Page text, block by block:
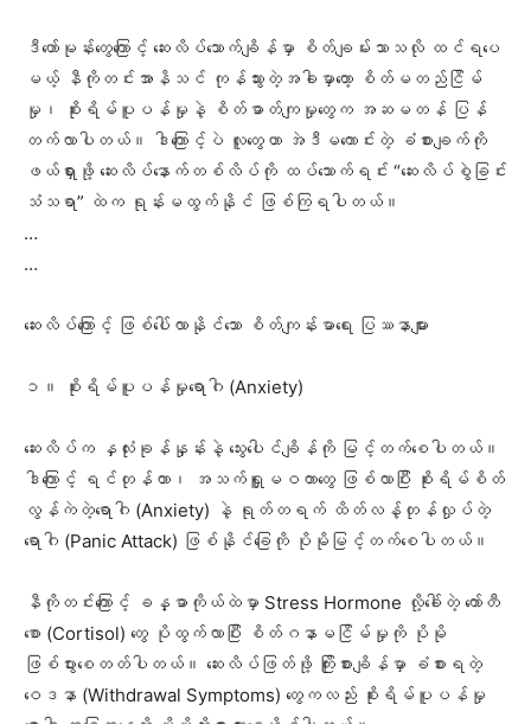
‎ဒီဟော်မုန်းတွေကြောင့် ဆေးလိပ်သောက်ချိန်မှာ စိတ်ချမ်းသာသလို ထင်ရပေ
မယ့် နီကိုတင်းအာနိသင် ကုန်သွားတဲ့အခါမှာတော့ စိတ်မတည်ငြိမ်
မှု၊ စိုးရိမ်ပူပန်မှုနဲ့ စိတ်ဓာတ်ကျမှုတွေက အဆမတန် ပြန်
တက်လာပါတယ်။ ဒါကြောင့်ပဲ လူတွေဟာ အဲဒီမကောင်းတဲ့ ခံစားချက်ကို
ဖယ်ရှားဖို့ ဆေးလိပ်နောက်တစ်လိပ်ကို ထပ်သောက်ရင်း “ဆေးလိပ်စွဲခြင်း
သံသရာ” ထဲက ရုန်းမထွက်နိုင် ဖြစ်ကြရပါတယ်။
‎…
…
‎ဆေးလိပ်ကြောင့် ဖြစ်ပေါ်လာနိုင်သော စိတ်ကျန်းမာရေး ပြဿနာများ
‎၁။ စိုးရိမ်ပူပန်မှုရောဂါ (Anxiety)
‎ဆေးလိပ်က နှလုံးခုန်နှုန်းနဲ့ သွေးပေါင်ချိန်ကို မြင့်တက်စေပါတယ်။
ဒါကြောင့် ရင်တုန်တာ၊ အသက်ရှူမဝတာတွေ ဖြစ်လာပြီး စိုးရိမ်စိတ်
လွန်ကဲတဲ့ရောဂါ (Anxiety) နဲ့ ရုတ်တရက် ထိတ်လန့်တုန်လှုပ်တဲ့
ရောဂါ (Panic Attack) ဖြစ်နိုင်ခြေကို ပိုမိုမြင့်တက်စေပါတယ်။
‎နီကိုတင်းကြောင့် ခန္ဓာကိုယ်ထဲမှာ Stress Hormone လို့ခေါ်တဲ့ ကော်တီ
စော (Cortisol) တွေ ပိုထွက်လာပြီး စိတ်ဂနာမငြိမ်မှုကို ပိုမို
ဖြစ်ပွားစေတတ်ပါတယ်။ ဆေးလိပ်ဖြတ်ဖို့ ကြိုးစားချိန်မှာ ခံစားရတဲ့
ဝေဒနာ (Withdrawal Symptoms) တွေကလည်း စိုးရိမ်ပူပန်မှု